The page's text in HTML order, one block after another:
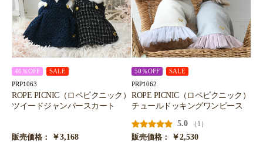
40％OFF SALE
PRP1063
ROPE PICNIC（ロペピクニック）
ツイードジャンパースカート
販売価格： ￥3,168
50％OFF SALE
PRP1062
ROPE PICNIC（ロペピクニック）
チュールドッキングワンピース
5.0
（1）
販売価格：
￥2,530